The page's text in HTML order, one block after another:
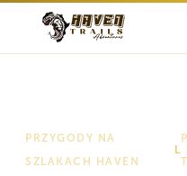
PRZYGODY NA
SZLAKACH HAVEN
L